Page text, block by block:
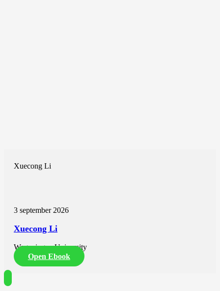
Xuecong Li
3 september 2026
Xuecong Li
Wageningen University
Open Ebook